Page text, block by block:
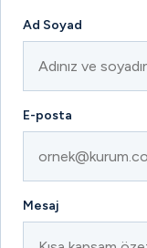
Ad Soyad
E-posta
Mesaj